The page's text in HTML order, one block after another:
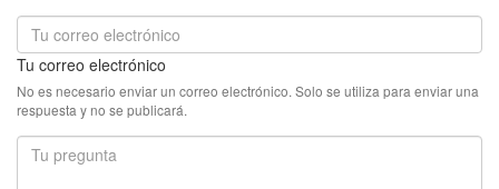
Tu correo electrónico
No es necesario enviar un correo electrónico. Solo se utiliza para enviar una
respuesta y no se publicará.